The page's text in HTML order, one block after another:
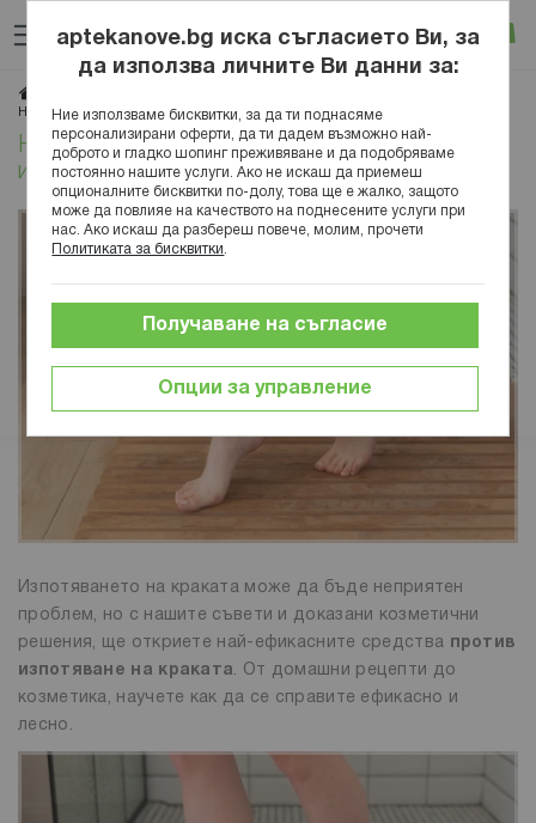
към
съдържанието
Вход
Най-ефикасните средства против изпотяване на краката
Най-ефикасните средства против
изпотяване на краката
Изпотяването на краката може да бъде неприятен
проблем, но с нашите съвети и доказани козметични
решения, ще откриете най-ефикасните средства
против
изпотяване на краката. От домашни рецепти до
козметика, научете как да се справите ефикасно и
лесно.
aptekanove.bg иска съгласието Ви, за
да използва личните Ви данни за:
Ние използваме бисквитки, за да ти поднасяме
персонализирани оферти, да ти дадем възможно най-
доброто и гладко шопинг преживяване и да подобряваме
постоянно нашите услуги. Ако не искаш да приемеш
опционалните бисквитки по-долу, това ще е жалко, защото
може да повлияе на качеството на поднесените услуги при
нас. Ако искаш да разбереш повече, молим, прочети
Политиката за бисквитки
Опции за управление
Получаване на съгласие